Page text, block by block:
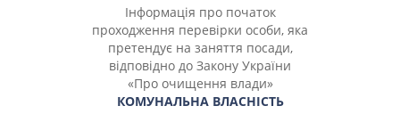
Інформація про початок
проходження перевірки особи, яка
претендує на заняття посади,
відповідно до Закону України
«Про очищення влади»
КОМУНАЛЬНА ВЛАСНІСТЬ